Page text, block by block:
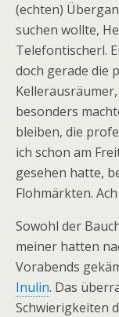
(echten)
suchen wollte,
Telefontischerl.
doch gerade die
besonders
bleiben, die
ich schon am
gesehen hatte,
Flohmärkten.
Sowohl der
meiner hatten
Vorabends
Inulin. Das
Schwierigkeiten